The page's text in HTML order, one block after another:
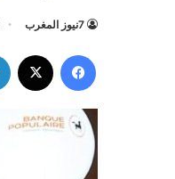
7نيوز المغرب